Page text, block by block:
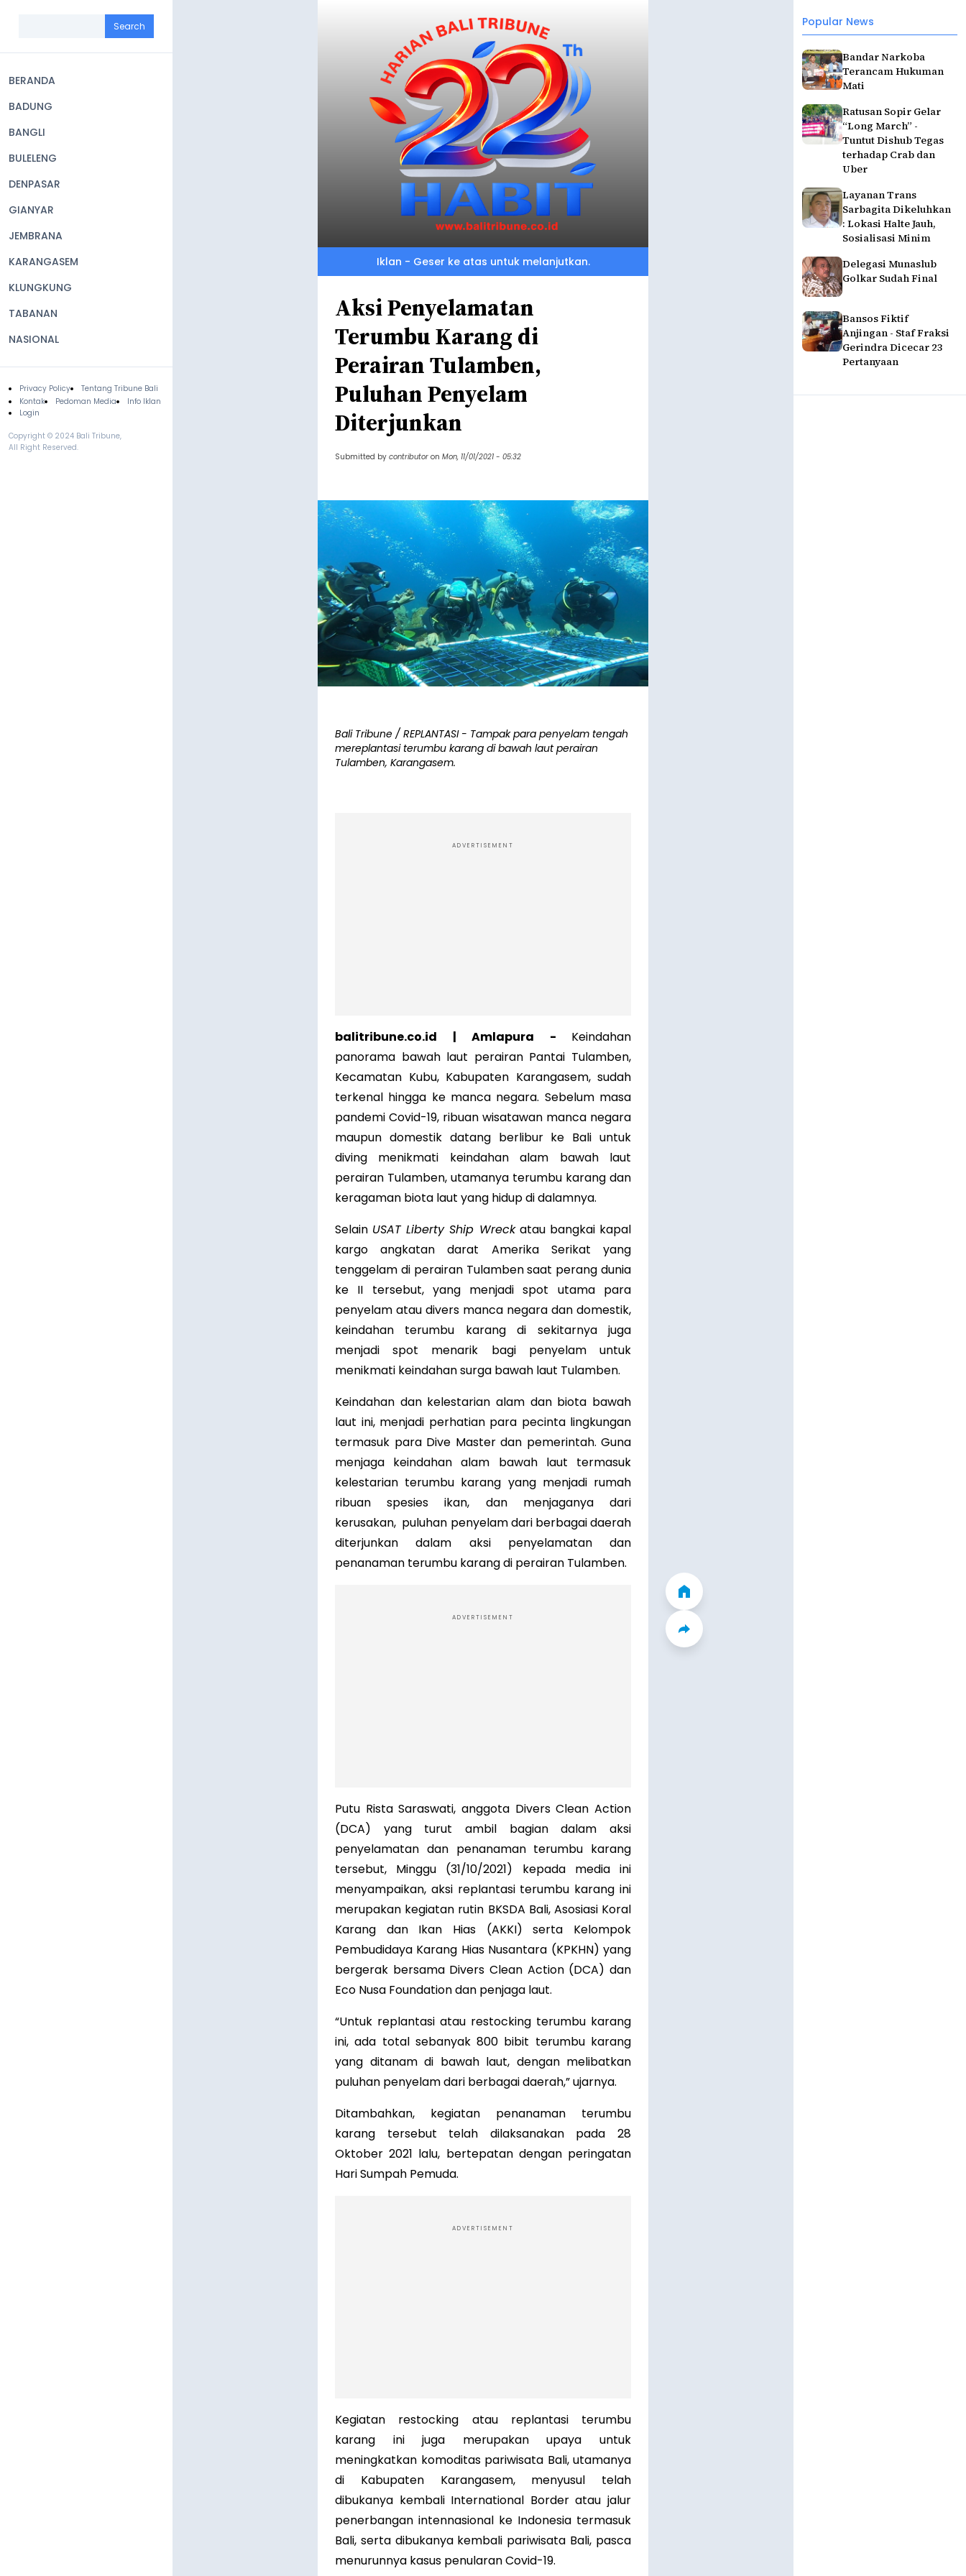
navigation
BERANDA
BADUNG
BANGLI
BULELENG
DENPASAR
GIANYAR
JEMBRANA
KARANGASEM
KLUNGKUNG
TABANAN
NASIONAL
Footer
Privacy Policy
Tentang Tribune Bali
Kontak
Pedoman Media
Info Iklan
Login
Copyright © 2024 Bali Tribune,
All Right Reserved.
Popular News
Bandar Narkoba
Terancam Hukuman
Mati
Ratusan Sopir Gelar
“Long March” -
Tuntut Dishub Tegas
terhadap Crab dan
Uber
Layanan Trans
Sarbagita Dikeluhkan
: Lokasi Halte Jauh,
Sosialisasi Minim
Delegasi Munaslub
Golkar Sudah Final
Bansos Fiktif
Anjingan - Staf Fraksi
Gerindra Dicecar 23
Pertanyaan
Iklan - Geser ke atas untuk melanjutkan.
Aksi Penyelamatan
Terumbu Karang di
Perairan Tulamben,
Puluhan Penyelam
Diterjunkan
Submitted by contributor on Mon, 11/01/2021 - 05:32
Bali Tribune / REPLANTASI - Tampak para penyelam tengah
mereplantasi terumbu karang di bawah laut perairan
Tulamben, Karangasem.
ADVERTISEMENT
balitribune.co.id | Amlapura - Keindahan
panorama bawah laut perairan Pantai Tulamben,
Kecamatan Kubu, Kabupaten Karangasem, sudah
terkenal hingga ke manca negara. Sebelum masa
pandemi Covid-19, ribuan wisatawan manca negara
maupun domestik datang berlibur ke Bali untuk
diving menikmati keindahan alam bawah laut
perairan Tulamben, utamanya terumbu karang dan
keragaman biota laut yang hidup di dalamnya.
Selain USAT Liberty Ship Wreckatau bangkai kapal
kargo angkatan darat Amerika Serikat yang
tenggelam di perairan Tulamben saat perang dunia
ke II tersebut, yang menjadi spot utama para
penyelam atau divers manca negara dan domestik,
keindahan terumbu karang di sekitarnya juga
menjadi spot menarik bagi penyelam untuk
menikmati keindahan surga bawah laut Tulamben.
Keindahan dan kelestarian alam dan biota bawah
laut ini, menjadi perhatian para pecinta lingkungan
termasuk para Dive Master dan pemerintah. Guna
menjaga keindahan alam bawah laut termasuk
kelestarian terumbu karang yang menjadi rumah
ribuan spesies ikan, dan menjaganya dari
kerusakan, puluhan penyelam dari berbagai daerah
diterjunkan dalam aksi penyelamatan dan
penanaman terumbu karang di perairan Tulamben.
ADVERTISEMENT
Putu Rista Saraswati, anggota Divers Clean Action
(DCA) yang turut ambil bagian dalam aksi
penyelamatan dan penanaman terumbu karang
tersebut, Minggu (31/10/2021) kepada media ini
menyampaikan, aksi replantasi terumbu karang ini
merupakan kegiatan rutin BKSDA Bali, Asosiasi Koral
Karang dan Ikan Hias (AKKI) serta Kelompok
Pembudidaya Karang Hias Nusantara (KPKHN) yang
bergerak bersama Divers Clean Action (DCA) dan
Eco Nusa Foundation dan penjaga laut.
“Untuk replantasi atau restocking terumbu karang
ini, ada total sebanyak 800 bibit terumbu karang
yang ditanam di bawah laut, dengan melibatkan
puluhan penyelam dari berbagai daerah,” ujarnya.
Ditambahkan, kegiatan penanaman terumbu
karang tersebut telah dilaksanakan pada 28
Oktober 2021 lalu, bertepatan dengan peringatan
Hari Sumpah Pemuda.
ADVERTISEMENT
Kegiatan restocking atau replantasi terumbu
karang ini juga merupakan upaya untuk
meningkatkan komoditas pariwisata Bali, utamanya
di Kabupaten Karangasem, menyusul telah
dibukanya kembali International Border atau jalur
penerbangan intennasional ke Indonesia termasuk
Bali, serta dibukanya kembali pariwisata Bali, pasca
menurunnya kasus penularan Covid-19.